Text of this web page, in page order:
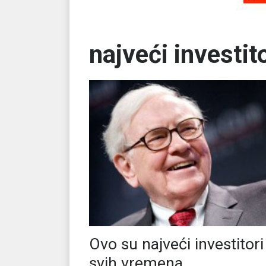
najveći
Ovo su najveći investitori